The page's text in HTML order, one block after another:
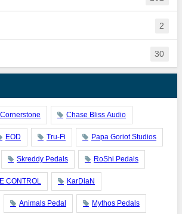
2
30
Cornerstone Chase Bliss Audio
EOD Tru-Fi Papa Goriot Studios
Skreddy Pedals RoShi Pedals
CONTROL KarDiaN
Animals Pedal Mythos Pedals